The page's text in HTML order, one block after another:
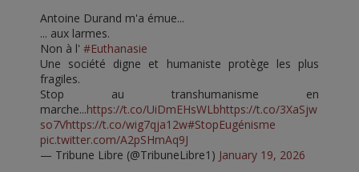
Antoine Durand m'a émue...
... aux larmes.
Non à l' #Euthanasie
Une société digne et humaniste protège les plus
fragiles.
Stop au transhumanisme en
marche...https://t.co/UiDmEHsWLbhttps://t.co/3XaSjw
so7Vhttps://t.co/wig7qja12w#StopEugénisme
pic.twitter.com/A2pSHmAq9J
— Tribune Libre (@TribuneLibre1) January 19, 2026